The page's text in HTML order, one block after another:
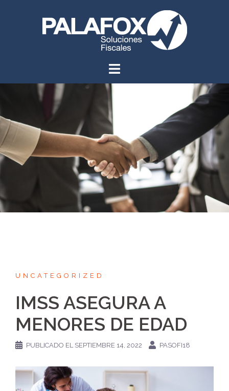
UNCATEGORIZED
IMSS ASEGURA A
MENORES DE EDAD
PUBLICADO EL SEPTIEMBRE 14, 2022 PASOFI18